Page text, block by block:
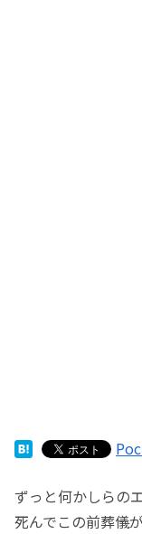
ずっと何かしらの
死んでこの前葬儀